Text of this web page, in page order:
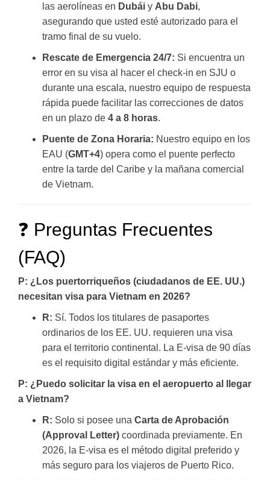
las aerolíneas en Dubái y Abu Dabi,
asegurando que usted esté autorizado para el
tramo final de su vuelo.
Rescate de Emergencia 24/7: Si encuentra un
error en su visa al hacer el check-in en SJU o
durante una escala, nuestro equipo de respuesta
rápida puede facilitar las correcciones de datos
en un plazo de 4 a 8 horas.
Puente de Zona Horaria: Nuestro equipo en los
EAU (GMT+4) opera como el puente perfecto
entre la tarde del Caribe y la mañana comercial
de Vietnam.
❓ Preguntas Frecuentes
(FAQ)
P: ¿Los puertorriqueños (ciudadanos de EE. UU.)
necesitan visa para Vietnam en 2026?
R: Sí. Todos los titulares de pasaportes
ordinarios de los EE. UU. requieren una visa
para el territorio continental. La E-visa de 90 días
es el requisito digital estándar y más eficiente.
P: ¿Puedo solicitar la visa en el aeropuerto al llegar
a Vietnam?
R: Solo si posee una Carta de Aprobación
(Approval Letter) coordinada previamente. En
2026, la E-visa es el método digital preferido y
más seguro para los viajeros de Puerto Rico.